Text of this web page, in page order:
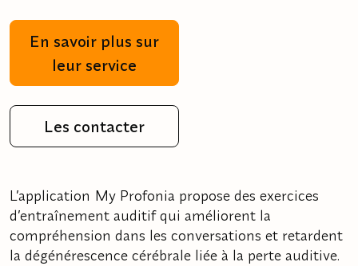
En savoir plus sur
leur service
Les contacter
L’application My Profonia propose des exercices
d’entraînement auditif qui améliorent la
compréhension dans les conversations et retardent
la dégénérescence cérébrale liée à la perte auditive.